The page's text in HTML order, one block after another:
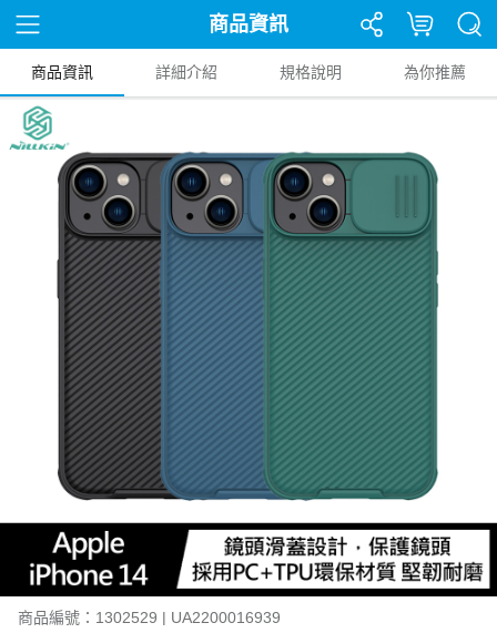
商品資訊
商品資訊 詳細介紹 規格說明 為你推薦
商品編號：1302529 | UA2200016939